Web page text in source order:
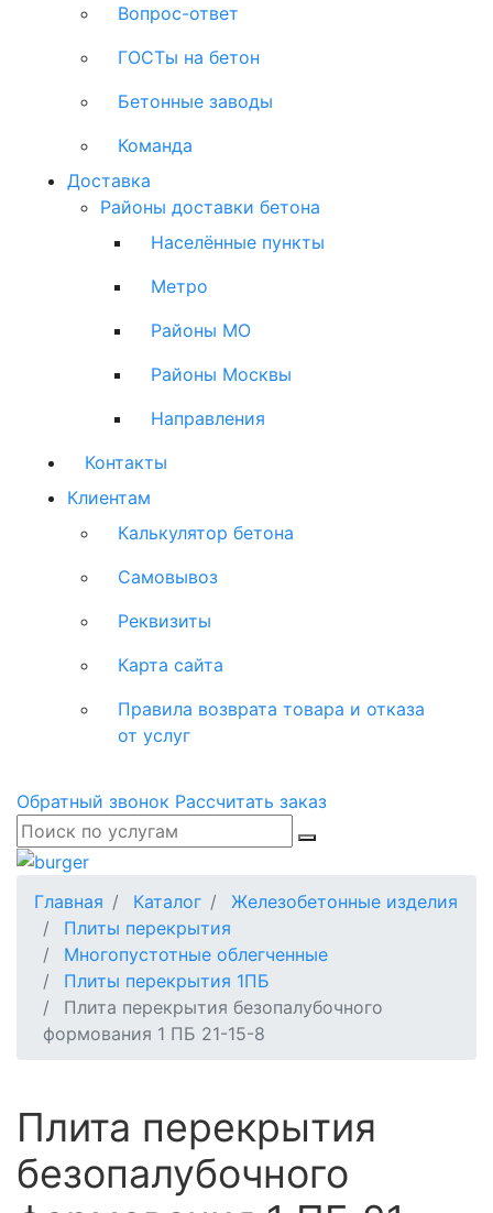
Вопрос-ответ
ГОСТы на бетон
Бетонные заводы
Команда
Доставка
Районы доставки бетона
Населённые пункты
Метро
Районы МО
Районы Москвы
Направления
Контакты
Клиентам
Калькулятор бетона
Самовывоз
Реквизиты
Карта сайта
Правила возврата товара и отказа
от услуг
Обратный звонок Рассчитать заказ
Главная Каталог
Железобетонные изделия
Плиты перекрытия
Многопустотные облегченные
Плиты перекрытия 1ПБ
Плита перекрытия безопалубочного
формования 1 ПБ 21-15-8
Плита перекрытия
безопалубочного